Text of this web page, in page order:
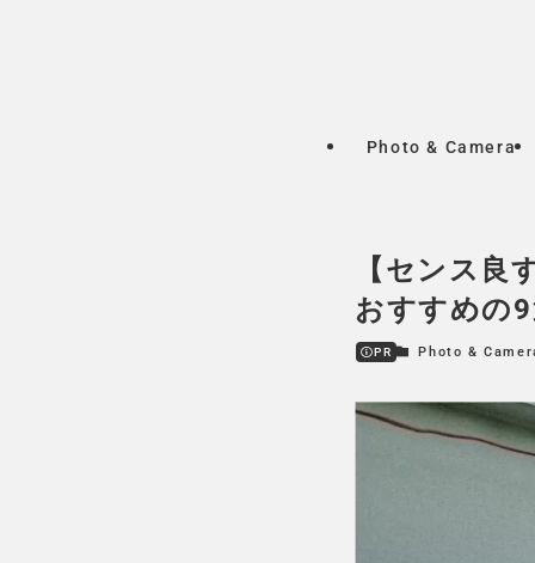
Photo & Camera
【センス良
おすすめの
PR Photo &